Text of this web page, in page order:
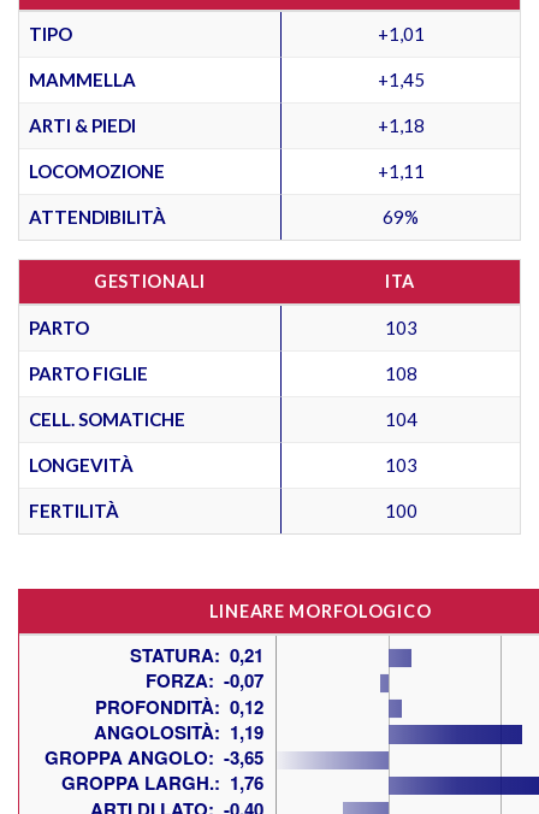
TIPO +1,01
MAMMELLA +1,45
ARTI & PIEDI +1,18
LOCOMOZIONE +1,11
ATTENDIBILITÀ 69%
GESTIONALI ITA
PARTO 103
PARTO FIGLIE 108
CELL. SOMATICHE 104
LONGEVITÀ 103
FERTILITÀ 100
LINEARE MORFOLOGICO